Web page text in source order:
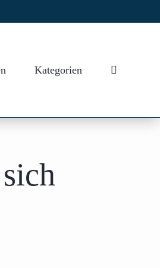
Kategorien